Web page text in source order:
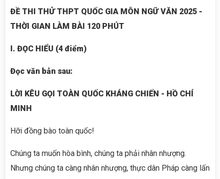
ĐỀ THI THỬ THPT QUỐC GIA MÔN NGỮ VĂN 2025 -
THỜI GIAN LÀM BÀI 120 PHÚT
I. ĐỌC HIỂU (4 điểm)
Đọc văn bản sau:
LỜI KÊU GỌI TOÀN QUỐC KHÁNG CHIẾN - HỒ CHÍ
MINH
Hỡi đồng bào toàn quốc!
Chúng ta muốn hòa bình, chúng ta phải nhân nhượng.
Nhưng chúng ta càng nhân nhượng, thực dân Pháp càng lấn